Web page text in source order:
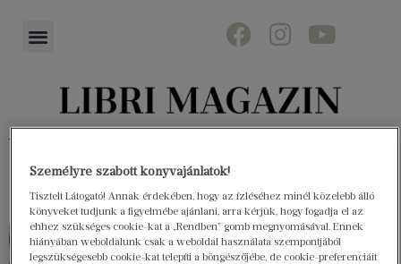
Személyre szabott könyvajánlatok!
Tisztelt Látogató! Annak érdekében, hogy az ízléséhez minél közelebb álló
könyveket tudjunk a figyelmébe ajánlani, arra kérjük, hogy fogadja el az
ehhez szükséges cookie-kat a „Rendben” gomb megnyomásával. Ennek
hiányában weboldalunk csak a weboldal használata szempontjából
legszükségesebb cookie-kat telepíti a böngészőjébe, de cookie-preferenciáit